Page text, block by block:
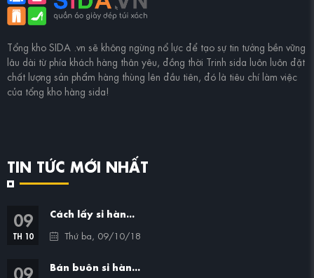
Tổng kho SIDA .vn sẽ không ngừng nổ lực để tạo sự tin tưởng bền vững
lâu dài từ phía khách hàng thân yêu, đồng thời Trinh sida luôn luôn đặt
chất lượng sản phẩm hàng thùng lên đầu tiên, đó là tiêu chí làm việc
của tổng kho hàng sida!
TIN TỨC MỚI NHẤT
09
TH 10
Cách lấy sỉ hàn...
Thứ ba, 09/10/18
09 Bán buôn sỉ hàn...